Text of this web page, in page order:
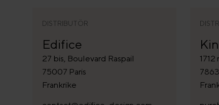
DISTRIBUTÖR
Edifice
27 bis, Boulevard Raspail
75007 Paris
Frankrike